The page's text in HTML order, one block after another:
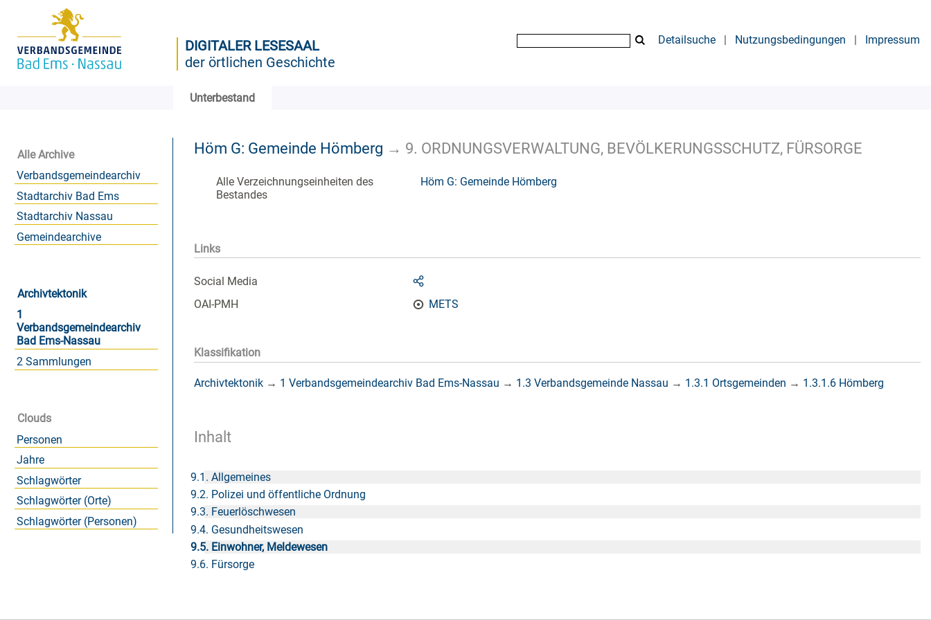
DIGITALER LESESAAL
der örtlichen Geschichte
Detailsuche | Nutzungsbedingungen | Impressum
Unterbestand
Alle Archive
Verbandsgemeindearchiv
Stadtarchiv Bad Ems
Stadtarchiv Nassau
Gemeindearchive
Archivtektonik
1
Verbandsgemeindearchiv
Bad Ems-Nassau
2 Sammlungen
Clouds
Personen
Jahre
Schlagwörter
Schlagwörter (Orte)
Schlagwörter (Personen)
Höm G: Gemeinde Hömberg → 9. ORDNUNGSVERWALTUNG, BEVÖLKERUNGSSCHUTZ, FÜRSORGE
Alle Verzeichnungseinheiten des
Bestandes
Höm G: Gemeinde Hömberg
Links
Social Media
OAI-PMH
METS
Klassifikation
Archivtektonik → 1 Verbandsgemeindearchiv Bad Ems-Nassau → 1.3 Verbandsgemeinde Nassau → 1.3.1 Ortsgemeinden → 1.3.1.6 Hömberg
Inhalt
9.1. Allgemeines
9.2. Polizei und öffentliche Ordnung
9.3. Feuerlöschwesen
9.4. Gesundheitswesen
9.5. Einwohner, Meldewesen
9.6. Fürsorge